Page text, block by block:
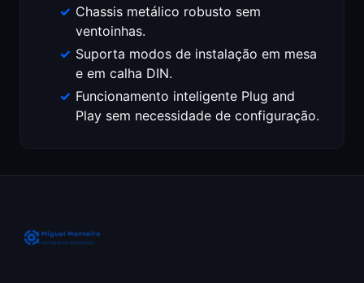
Chassis metálico robusto sem
ventoinhas.
Suporta modos de instalação em mesa
e em calha DIN.
Funcionamento inteligente Plug and
Play sem necessidade de configuração.